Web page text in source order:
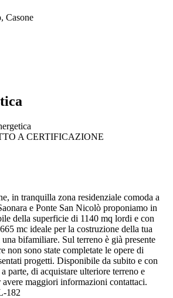
Casone
A CERTIFICAZIONE
in tranquilla zona residenziale comoda a
e Ponte San Nicolò proponiamo in
della superficie di 1140 mq lordi e con
mc ideale per la costruzione della tua
bifamiliare. Sul terreno è già presente
non sono state completate le opere di
progetti. Disponibile da subito e con
parte, di acquistare ulteriore terreno e
avere maggiori informazioni contattaci.
182